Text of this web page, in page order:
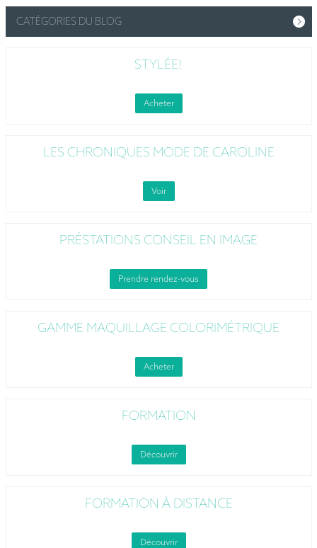
CATÉGORIES DU BLOG
STYLÉE!
Acheter
LES CHRONIQUES MODE DE CAROLINE
Voir
PRÉSTATIONS CONSEIL EN IMAGE
Prendre rendez-vous
GAMME MAQUILLAGE COLORIMÉTRIQUE
Acheter
FORMATION
Découvrir
FORMATION À DISTANCE
Découvrir